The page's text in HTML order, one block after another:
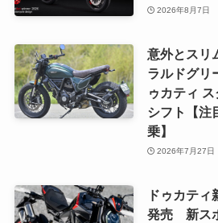
2026年8月7日
意外とス
ラルドグリ
ゥカティ
シフト【注
乗】
2026年7月27日
ドゥカティ
発売 新ス